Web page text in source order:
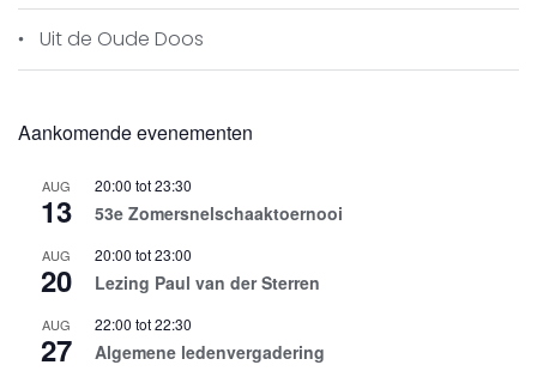
Uit de Oude Doos
Aankomende evenementen
AUG
13
20:00 tot23:30
53e Zomersnelschaaktoernooi
AUG
20
20:00 tot23:00
Lezing Paul van der Sterren
AUG
27
22:00 tot22:30
Algemene ledenvergadering